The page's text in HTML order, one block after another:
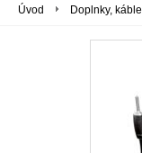
Úvod Doplnky, káble